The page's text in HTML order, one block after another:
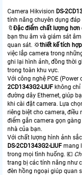
Camera Hikvision DS-
tính năng chuyên dụng
🔖 Đặc điểm chất lượng hơn
bạn thu âm và giám sát
quan sát. 💢thiết kế tích
việc lắp camera trong
ghi lại hình ảnh, đồng thời
trong toàn khu vực.
Với công nghệ POE (Power
2CD1343G2-LIUF không chỉ
đường dây Ethernet, giúp
khi cài đặt camera. Lựa
riêng biệt cho camera,
điểm gắn camera gọn
nhà của bạn.
Với chất lượng hình ảnh
DS-2CD1343G2-LIUF mang
trong mọi tình huống. 💶
trang bị các tính năng như
đèn hồng ngoại giúp quan